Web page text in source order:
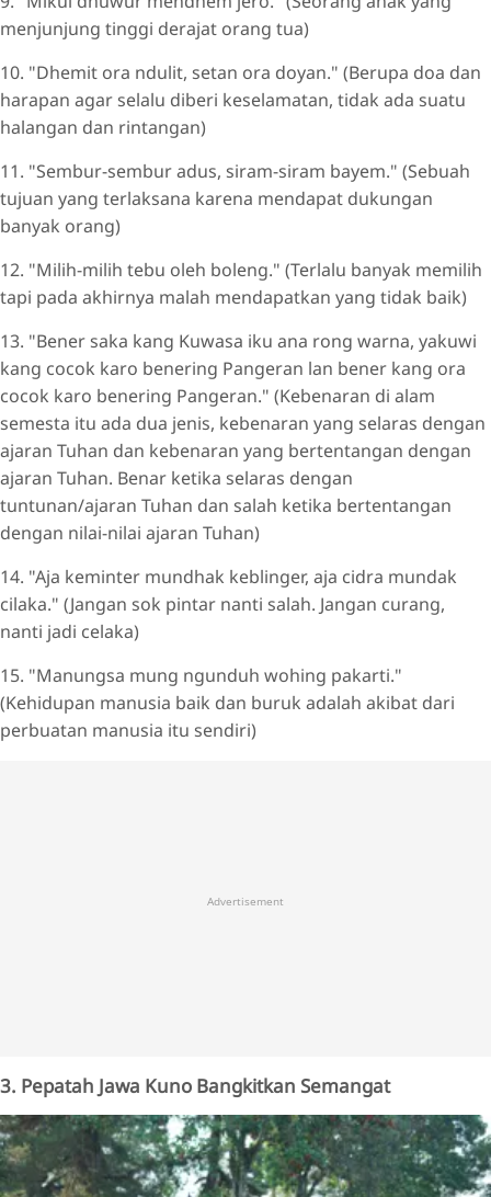
menjunjung tinggi derajat orang tua)
10. "Dhemit ora ndulit, setan ora doyan." (Berupa doa dan
harapan agar selalu diberi keselamatan, tidak ada suatu
halangan dan rintangan)
11. "Sembur-sembur adus, siram-siram bayem." (Sebuah
tujuan yang terlaksana karena mendapat dukungan
banyak orang)
12. "Milih-milih tebu oleh boleng." (Terlalu banyak memilih
tapi pada akhirnya malah mendapatkan yang tidak baik)
13. "Bener saka kang Kuwasa iku ana rong warna, yakuwi
kang cocok karo benering Pangeran lan bener kang ora
cocok karo benering Pangeran." (Kebenaran di alam
semesta itu ada dua jenis, kebenaran yang selaras dengan
ajaran Tuhan dan kebenaran yang bertentangan dengan
ajaran Tuhan. Benar ketika selaras dengan
tuntunan/ajaran Tuhan dan salah ketika bertentangan
dengan nilai-nilai ajaran Tuhan)
14. "Aja keminter mundhak keblinger, aja cidra mundak
cilaka." (Jangan sok pintar nanti salah. Jangan curang,
nanti jadi celaka)
15. "Manungsa mung ngunduh wohing pakarti."
(Kehidupan manusia baik dan buruk adalah akibat dari
perbuatan manusia itu sendiri)
Advertisement
3. Pepatah Jawa Kuno Bangkitkan Semangat